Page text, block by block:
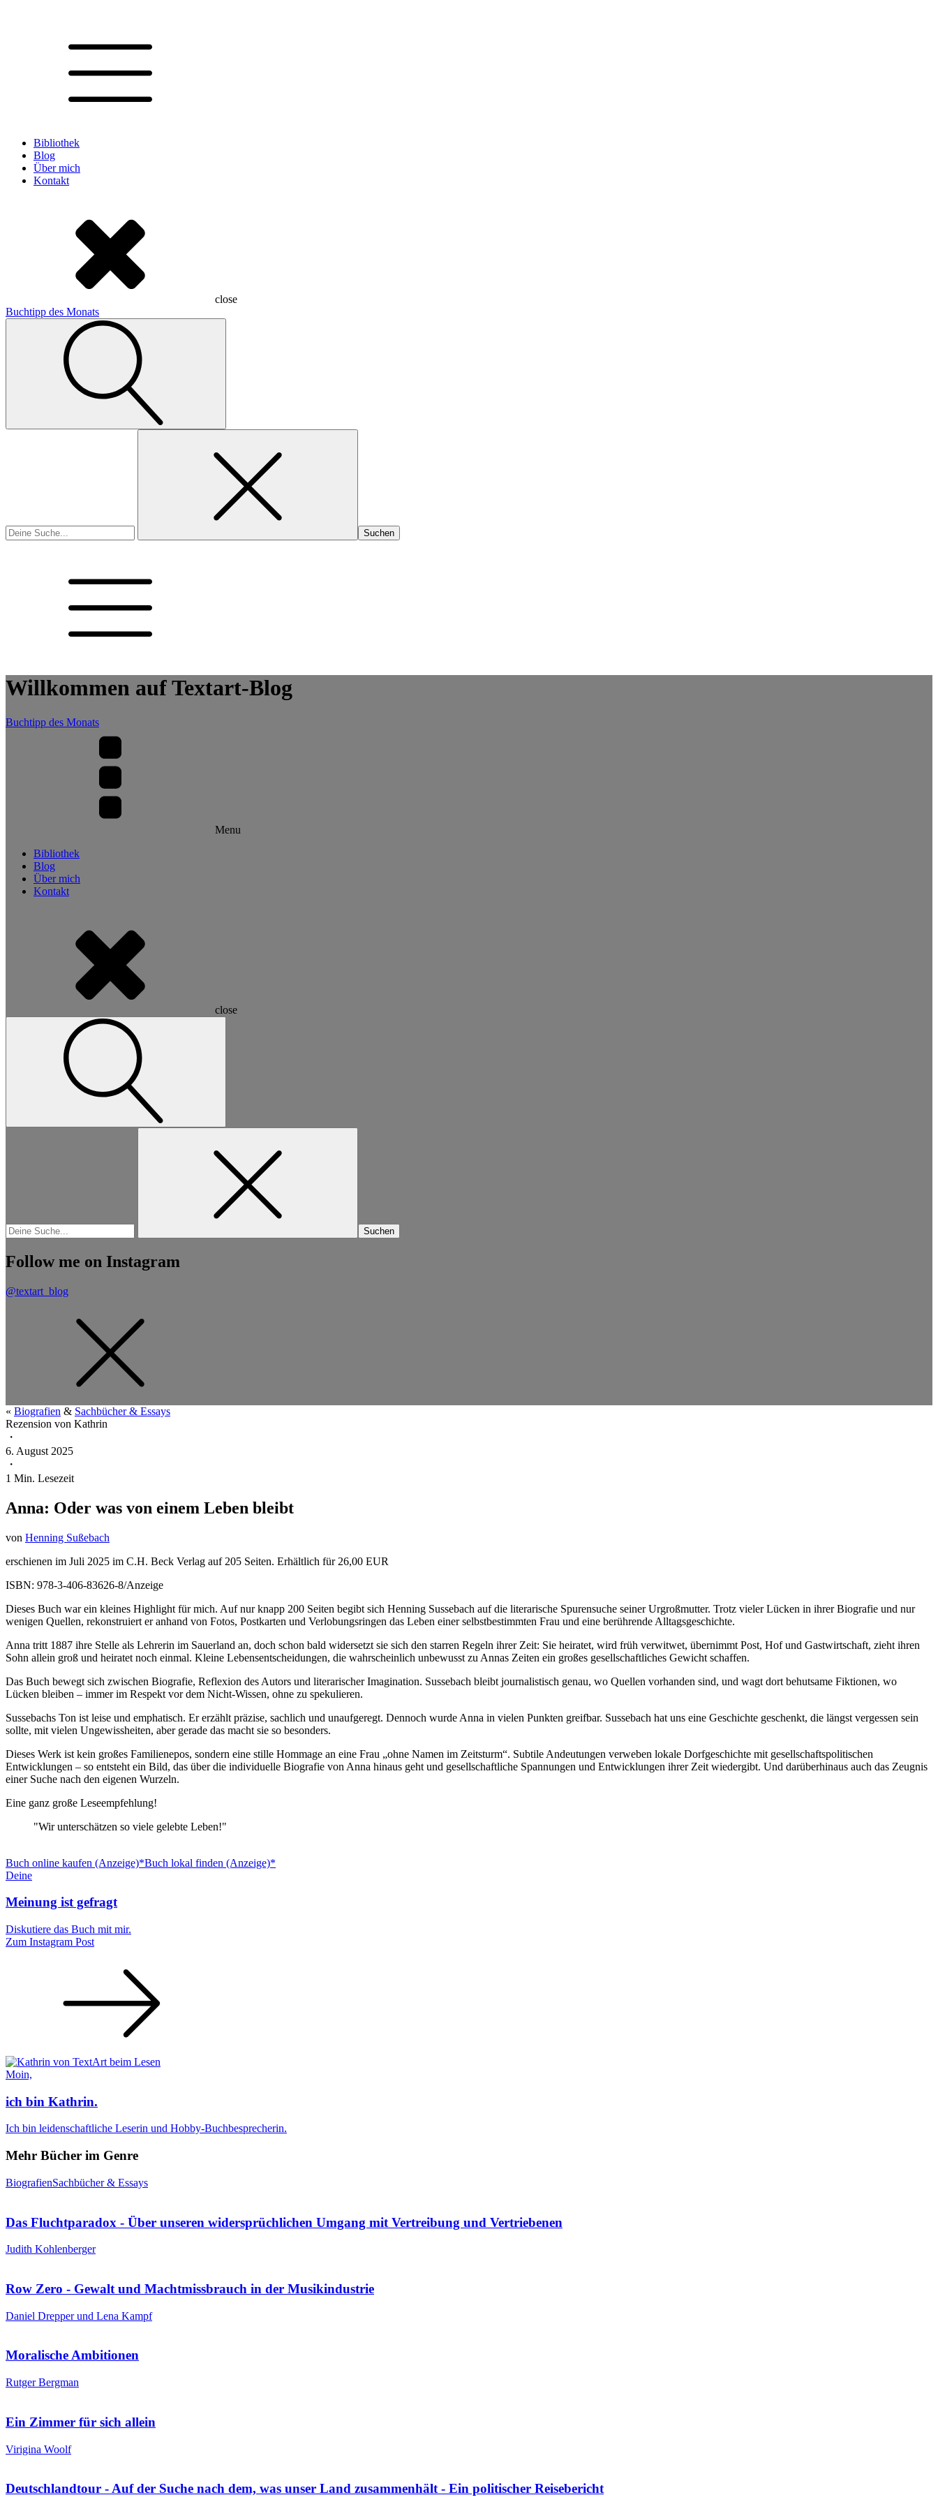
Bibliothek
Blog
Über mich
Kontakt
close
Buchtipp des Monats
Willkommen auf Textart-Blog
Buchtipp des Monats
Menu
Bibliothek
Blog
Über mich
Kontakt
close
Follow me on Instagram
@textart_blog
« Biografien & Sachbücher & Essays
Rezension von Kathrin
・
6. August 2025
・
1 Min. Lesezeit
Anna: Oder was von einem Leben bleibt
von Henning Sußebach
erschienen im Juli 2025 im C.H. Beck Verlag auf 205 Seiten. Erhältlich für 26,00 EUR
ISBN: 978-3-406-83626-8/Anzeige
Dieses Buch war ein kleines Highlight für mich. Auf nur knapp 200 Seiten begibt sich Henning Sussebach auf die literarische Spurensuche seiner Urgroßmutter. Trotz vieler Lücken in ihrer Biografie und nur
wenigen Quellen, rekonstruiert er anhand von Fotos, Postkarten und Verlobungsringen das Leben einer selbstbestimmten Frau und eine berührende Alltagsgeschichte.
Anna tritt 1887 ihre Stelle als Lehrerin im Sauerland an, doch schon bald widersetzt sie sich den starren Regeln ihrer Zeit: Sie heiratet, wird früh verwitwet, übernimmt Post, Hof und Gastwirtschaft, zieht ihren
Sohn allein groß und heiratet noch einmal. Kleine Lebensentscheidungen, die wahrscheinlich unbewusst zu Annas Zeiten ein großes gesellschaftliches Gewicht schaffen.
Das Buch bewegt sich zwischen Biografie, Reflexion des Autors und literarischer Imagination. Sussebach bleibt journalistisch genau, wo Quellen vorhanden sind, und wagt dort behutsame Fiktionen, wo
Lücken bleiben – immer im Respekt vor dem Nicht-Wissen, ohne zu spekulieren.
Sussebachs Ton ist leise und emphatisch. Er erzählt präzise, sachlich und unaufgeregt. Dennoch wurde Anna in vielen Punkten greifbar. Sussebach hat uns eine Geschichte geschenkt, die längst vergessen sein
sollte, mit vielen Ungewissheiten, aber gerade das macht sie so besonders.
Dieses Werk ist kein großes Familienepos, sondern eine stille Hommage an eine Frau „ohne Namen im Zeitsturm“. Subtile Andeutungen verweben lokale Dorfgeschichte mit gesellschaftspolitischen
Entwicklungen – so entsteht ein Bild, das über die individuelle Biografie von Anna hinaus geht und gesellschaftliche Spannungen und Entwicklungen ihrer Zeit wiedergibt. Und darüberhinaus auch das Zeugnis
einer Suche nach den eigenen Wurzeln.
Eine ganz große Leseempfehlung!
"Wir unterschätzen so viele gelebte Leben!"
Buch online kaufen (Anzeige)*Buch lokal finden (Anzeige)*
Deine
Meinung ist gefragt
Diskutiere das Buch mit mir.
Zum Instagram Post
Moin,
ich bin Kathrin.
Ich bin leidenschaftliche Leserin und Hobby-Buchbesprecherin.
Mehr Bücher im Genre
BiografienSachbücher & Essays
Das Fluchtparadox - Über unseren widersprüchlichen Umgang mit Vertreibung und Vertriebenen
Judith Kohlenberger
Row Zero - Gewalt und Machtmissbrauch in der Musikindustrie
Daniel Drepper und Lena Kampf
Moralische Ambitionen
Rutger Bergman
Ein Zimmer für sich allein
Virigina Woolf
Deutschlandtour - Auf der Suche nach dem, was unser Land zusammenhält - Ein politischer Reisebericht